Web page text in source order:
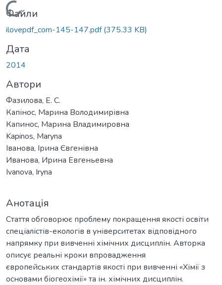
Вантажиться...
Файли
ilovepdf_com-145-147.pdf(375.33 KB)
Дата
2014
Автори
Фазилова, Е. С.
Капінос, Марина Володимирівна
Капинос, Марина Владимировна
Kapinos, Maryna
Іванова, Ірина Євгенівна
Иванова, Ирина Евгеньевна
Ivanova, Iryna
Анотація
Стаття обговорює проблему покращення якості освіти
спеціалістів-екологів в університетах відповідного
напрямку при вивченні хімічних дисциплін. Авторка
описує реальні кроки впровадження
європейських стандартів якості при вивченні «Хімії з
основами біогеохімії» та ін. хімічних дисциплін.